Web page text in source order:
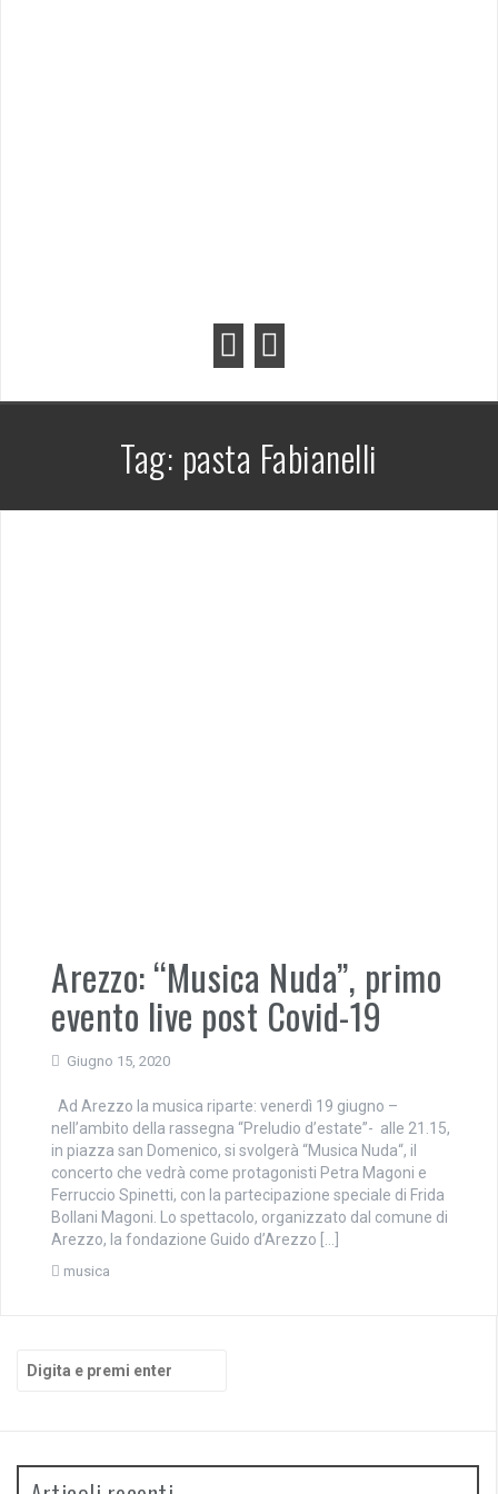
Tag: pasta Fabianelli
Arezzo: “Musica Nuda”, primo
evento live post Covid-19
Giugno 15, 2020
Ad Arezzo la musica riparte: venerdì 19 giugno –
nell’ambito della rassegna “Preludio d’estate”- alle 21.15,
in piazza san Domenico, si svolgerà “Musica Nuda“, il
concerto che vedrà come protagonisti Petra Magoni e
Ferruccio Spinetti, con la partecipazione speciale di Frida
Bollani Magoni. Lo spettacolo, organizzato dal comune di
Arezzo, la fondazione Guido d’Arezzo […]
musica